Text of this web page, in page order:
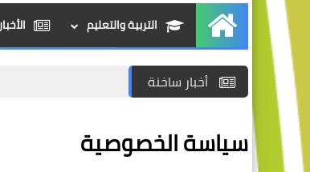
الرئيسية التربية والتعليم
أخبار ساخنة
سياسة الخصوصية